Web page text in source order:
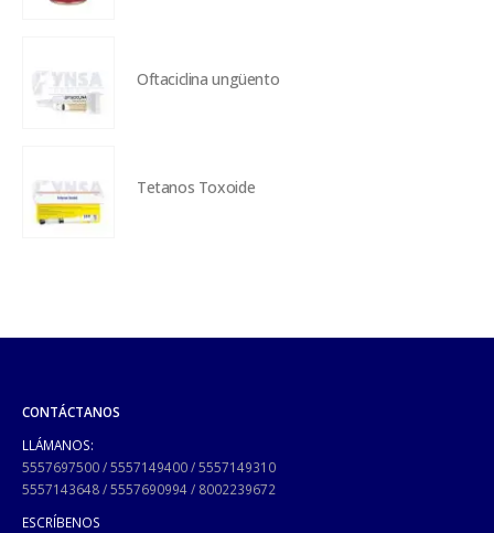
Oftaciclina ungüento
Tetanos Toxoide
CONTÁCTANOS
LLÁMANOS:
5557697500/5557149400/5557149310
5557143648/5557690994/ 8002239672
ESCRÍBENOS